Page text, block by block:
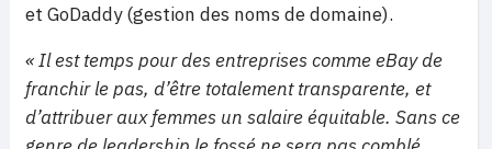
et GoDaddy (gestion des noms de domaine).
« Il est temps pour des entreprises comme eBay de
franchir le pas, d’être totalement transparente, et
d’attribuer aux femmes un salaire équitable. Sans ce